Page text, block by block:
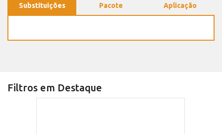
Substituições
Pacote
Aplicação
Filtros em Destaque